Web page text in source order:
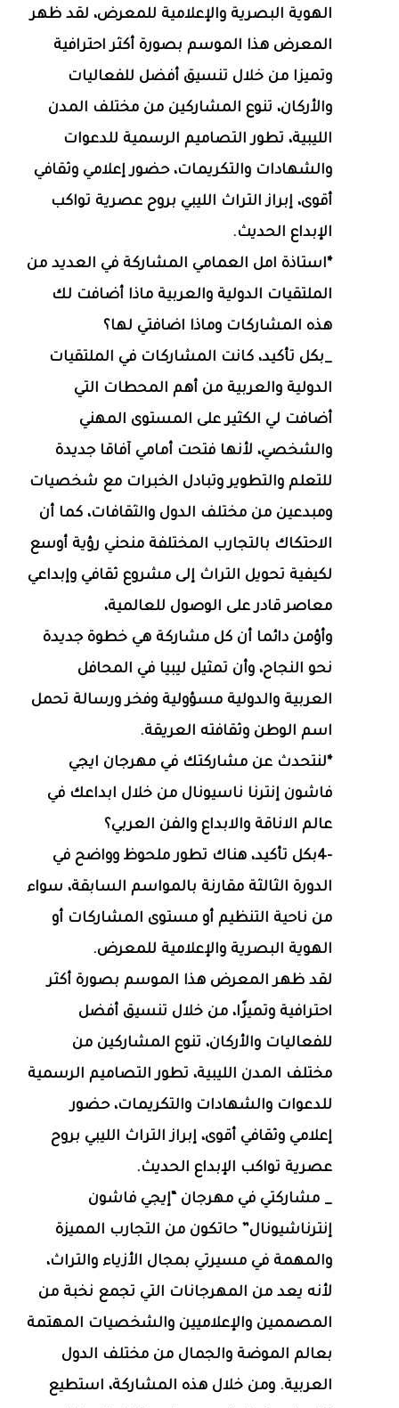
الهوية البصرية والإعلامية للمعرض، لقد ظهر
المعرض هذا الموسم بصورة أكثر احترافية
وتميزا من خلال تنسيق أفضل للفعاليات
والأركان، تنوع المشاركين من مختلف المدن
الليبية، تطور التصاميم الرسمية للدعوات
والشهادات والتكريمات، حضور إعلامي وثقافي
أقوى، إبراز التراث الليبي بروح عصرية تواكب
الإبداع الحديث.
*استاذة امل العمامي المشاركة في العديد من
الملتقيات الدولية والعربية ماذا أضافت لك
هذه المشاركات وماذا اضافتي لها؟
_بكل تأكيد، كانت المشاركات في الملتقيات
الدولية والعربية من أهم المحطات التي
أضافت لي الكثير على المستوى المهني
والشخصي، لأنها فتحت أمامي آفاقا جديدة
للتعلم والتطوير وتبادل الخبرات مع شخصيات
ومبدعين من مختلف الدول والثقافات، كما أن
الاحتكاك بالتجارب المختلفة منحني رؤية أوسع
لكيفية تحويل التراث إلى مشروع ثقافي وإبداعي
معاصر قادر على الوصول للعالمية،
وأؤمن دائما أن كل مشاركة هي خطوة جديدة
نحو النجاح، وأن تمثيل ليبيا في المحافل
العربية والدولية مسؤولية وفخر ورسالة تحمل
اسم الوطن وثقافته العريقة.
*لنتحدث عن مشاركتك في مهرجان ايجي
فاشون إنترنا ناسيونال من خلال ابداعك في
عالم الاناقة والابداع والفن العربي؟
-4بكل تأكيد، هناك تطور ملحوظ وواضح في
الدورة الثالثة مقارنة بالمواسم السابقة، سواء
من ناحية التنظيم أو مستوى المشاركات أو
الهوية البصرية والإعلامية للمعرض.
لقد ظهر المعرض هذا الموسم بصورة أكثر
احترافية وتميزًا، من خلال تنسيق أفضل
للفعاليات والأركان، تنوع المشاركين من
مختلف المدن الليبية، تطور التصاميم الرسمية
للدعوات والشهادات والتكريمات، حضور
إعلامي وثقافي أقوى، إبراز التراث الليبي بروح
عصرية تواكب الإبداع الحديث.
_ مشاركتي في مهرجان “إيجي فاشون
إنترناشيونال” حاتكون من التجارب المميزة
والمهمة في مسيرتي بمجال الأزياء والتراث،
لأنه يعد من المهرجانات التي تجمع نخبة من
المصممين والإعلاميين والشخصيات المهتمة
بعالم الموضة والجمال من مختلف الدول
العربية. ومن خلال هذه المشاركة، استطيع